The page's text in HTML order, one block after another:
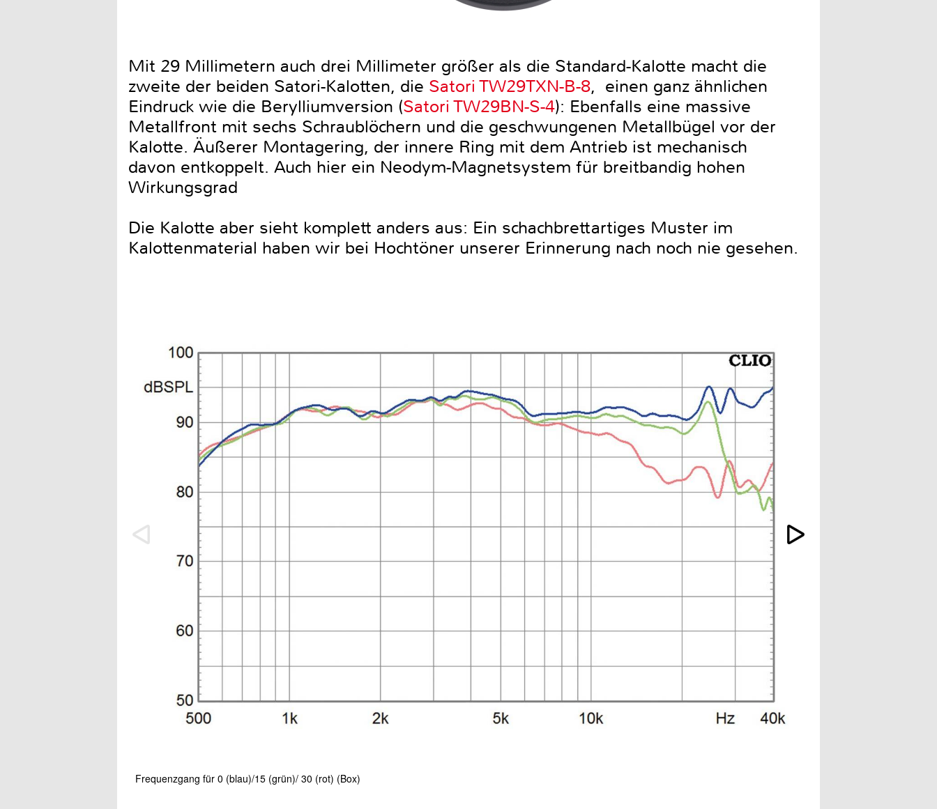
Mit 29 Millimetern auch drei Millimeter größer als die Standard-Kalotte macht die
zweite der beiden Satori-Kalotten, die Satori TW29TXN-B-8, einen ganz ähnlichen
Eindruck wie die Berylliumversion (Satori TW29BN-S-4): Ebenfalls eine massive
Metallfront mit sechs Schraublöchern und die geschwungenen Metallbügel vor der
Kalotte. Äußerer Montagering, der innere Ring mit dem Antrieb ist mechanisch
davon entkoppelt. Auch hier ein Neodym-Magnetsystem für breitbandig hohen
Wirkungsgrad
Die Kalotte aber sieht komplett anders aus: Ein schachbrettartiges Muster im
Kalottenmaterial haben wir bei Hochtöner unserer Erinnerung nach noch nie gesehen.
Frequenzgang für 0 (blau)/15 (grün)/ 30 (rot) (Box)